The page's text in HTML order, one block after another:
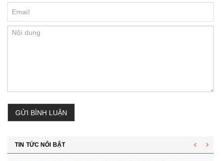
GỬI BÌNH LUẬN
TIN TỨC NỔI BẬT